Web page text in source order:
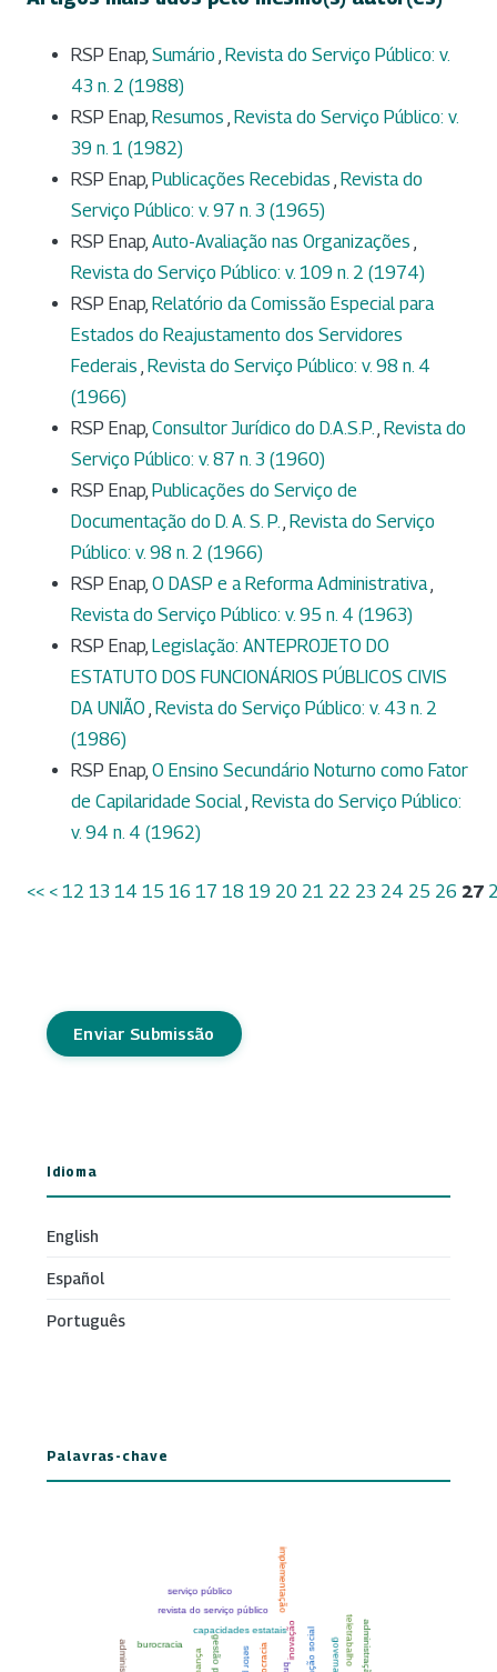
RSP Enap, Sumário Revista do Serviço Público: v.
43 n. 2 (1988)
RSP Enap, Resumos Revista do Serviço Público: v.
39 n. 1 (1982)
RSP Enap, Publicações Recebidas Revista do
Serviço Público: v. 97 n. 3 (1965)
RSP Enap, Auto-Avaliação nas Organizações
Revista do Serviço Público: v. 109 n. 2 (1974)
RSP Enap, Relatório da Comissão Especial para
Estados do Reajustamento dos Servidores
Federais Revista do Serviço Público: v. 98 n. 4
(1966)
RSP Enap, Consultor Jurídico do D.A.S.P. Revista do
Serviço Público: v. 87 n. 3 (1960)
RSP Enap, Publicações do Serviço de
Documentação do D. A. S. P. Revista do Serviço
Público: v. 98 n. 2 (1966)
RSP Enap, O DASP e a Reforma Administrativa
Revista do Serviço Público: v. 95 n. 4 (1963)
RSP Enap, Legislação: ANTEPROJETO DO
ESTATUTO DOS FUNCIONÁRIOS PÚBLICOS CIVIS
DA UNIÃO Revista do Serviço Público: v. 43 n. 2
(1986)
RSP Enap, O Ensino Secundário Noturno como Fator
de Capilaridade Social Revista do Serviço Público:
v. 94 n. 4 (1962)
<< < 12 13 14 15 16 17 18 19 20 21 22 23 24 25 26 27
Enviar Submissão
Idioma
English
Español
Português
Palavras-chave